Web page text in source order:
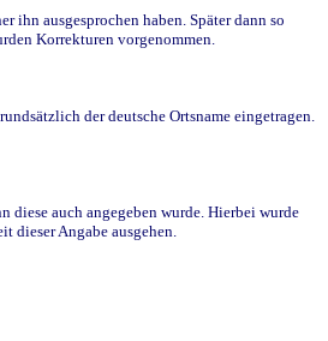
ihn ausgesprochen haben. Später dann so
Korrekturen vorgenommen.
der deutsche Ortsname eingetragen.
diese auch angegeben wurde. Hierbei wurde
dieser Angabe ausgehen.